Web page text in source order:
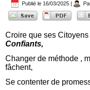
Publié le 16/03/2025 |
Croire que ses
Confiants,
Changer de méthode ,
fâchent,
Se contenter de